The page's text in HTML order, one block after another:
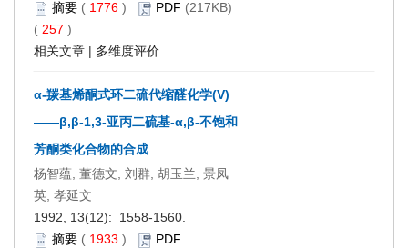
摘要 ( 1776 ) PDF (217KB)
( 257 )
相关文章 | 多维度评价
α-羰基烯酮式环二硫代缩醛化学(V)
——β,β-1,3-亚丙二硫基-α,β-不饱和
芳酮类化合物的合成
杨智蕴, 董德文, 刘群, 胡玉兰, 景凤
英, 孝延文
1992, 13(12): 1558-1560.
摘要 ( 1933 )
PDF